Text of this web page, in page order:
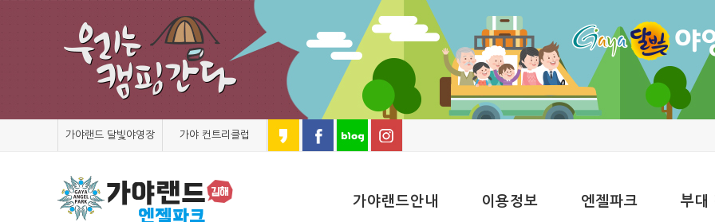
가야랜드 달빛야영장 가야 컨트리클럽
가야랜드안내 이용정보 엔젤파크 부대